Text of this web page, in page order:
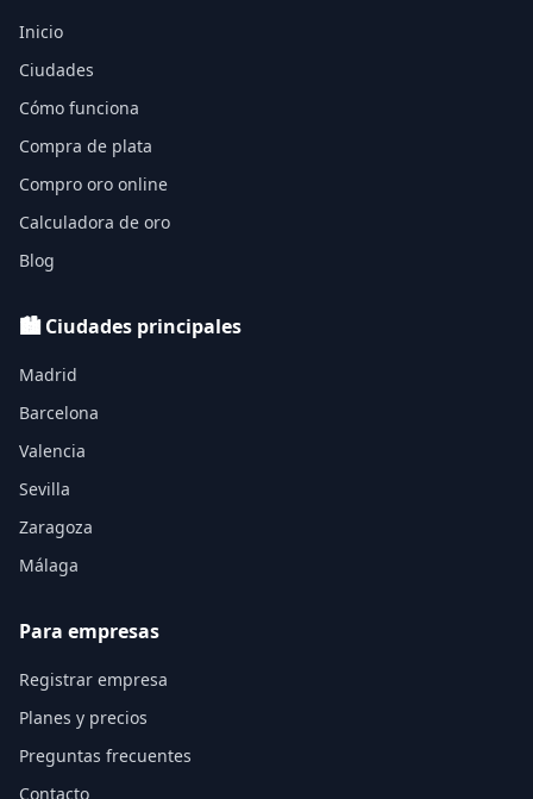
Inicio
Ciudades
Cómo funciona
Compra de plata
Compro oro online
Calculadora de oro
Blog
🏙️ Ciudades principales
Madrid
Barcelona
Valencia
Sevilla
Zaragoza
Málaga
Para empresas
Registrar empresa
Planes y precios
Preguntas frecuentes
Contacto